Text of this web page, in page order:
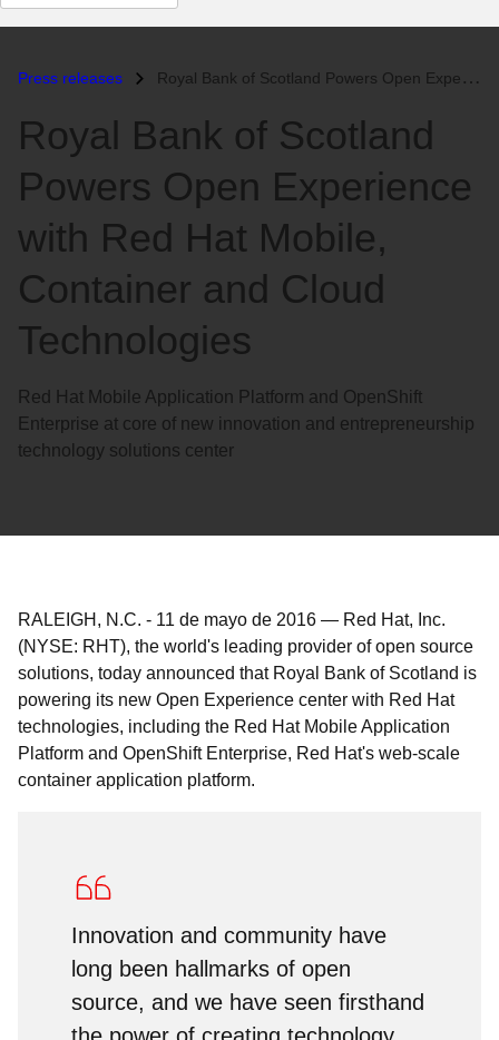
el
Press releases Royal Bank of Scotland Powers Open Experience with Red Hat Mobile, Con...
Royal Bank of Scotland
Powers Open Experience
with Red Hat Mobile,
Container and Cloud
Technologies
Red Hat Mobile Application Platform and OpenShift
Enterprise at core of new innovation and entrepreneurship
technology solutions center
RALEIGH, N.C. - 11 de mayo de 2016 — Red Hat, Inc.
(NYSE: RHT), the world's leading provider of open source
solutions, today announced that Royal Bank of Scotland is
powering its new Open Experience center with Red Hat
technologies, including the Red Hat Mobile Application
Platform and OpenShift Enterprise, Red Hat's web-scale
container application platform.
Innovation and community have
long been hallmarks of open
source, and we have seen firsthand